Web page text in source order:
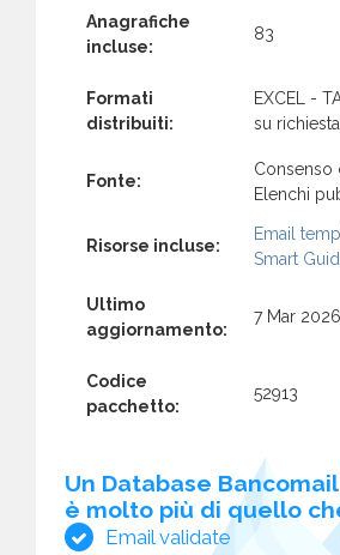
Anagrafiche
incluse:
83
Formati
distribuiti:
EXCEL -
su
Fonte:
Consenso
Elenchi
Risorse incluse:
Email
Smart
Ultimo
aggiornamento:
7 Mar 2026
Codice
pacchetto:
52913
Un Database Bancomail
è molto più di quello
Email validate